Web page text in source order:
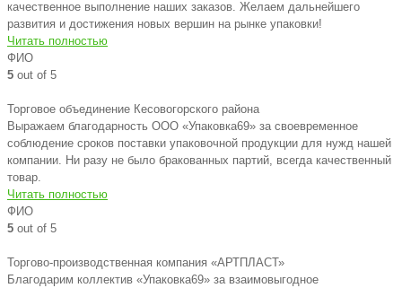
качественное выполнение наших заказов. Желаем дальнейшего
развития и достижения новых вершин на рынке упаковки!
Читать полностью
ФИО
5 out of 5
Торговое объединение Кесовогорского района
Выражаем благодарность ООО «Упаковка69» за своевременное
соблюдение сроков поставки упаковочной продукции для нужд нашей
компании. Ни разу не было бракованных партий, всегда качественный
товар.
Читать полностью
ФИО
5 out of 5
Торгово-производственная компания «АРТПЛАСТ»
Благодарим коллектив «Упаковка69» за взаимовыгодное